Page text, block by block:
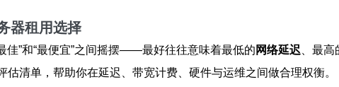
器租用选择
佳”和“最便宜”之间摇摆——最好往往意味着最低的 网络延迟 、最
清单，帮助你在延迟、带宽计费、硬件与运维之间做合理权衡。